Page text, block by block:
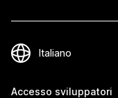
Accesso sviluppatori